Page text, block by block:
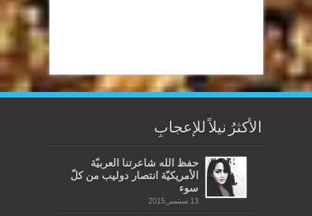
الأكثرُ نيلاً للإعجابِ
حفظ الله شاعرتنا العربيّة
الأمريكيّة انتصار دوليب من كلّ
سوء
13 سبتمبر,2015